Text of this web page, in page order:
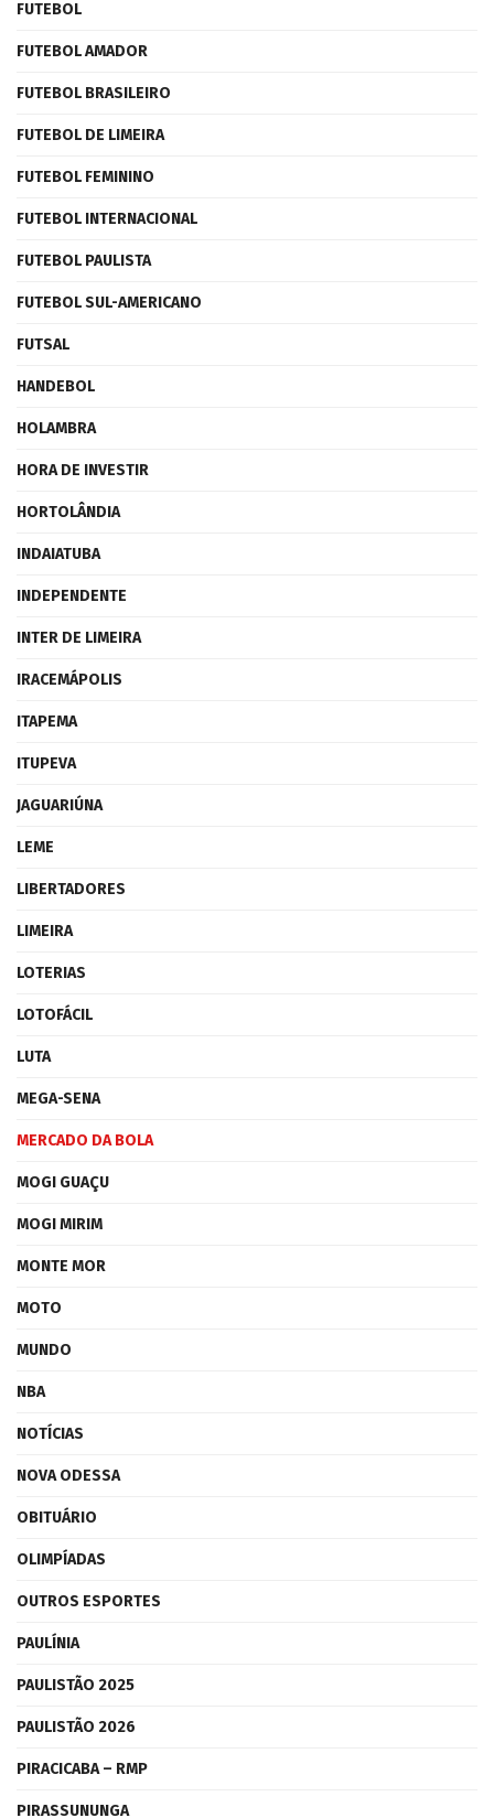
FUTEBOL
FUTEBOL AMADOR
FUTEBOL BRASILEIRO
FUTEBOL DE LIMEIRA
FUTEBOL FEMININO
FUTEBOL INTERNACIONAL
FUTEBOL PAULISTA
FUTEBOL SUL-AMERICANO
FUTSAL
HANDEBOL
HOLAMBRA
HORA DE INVESTIR
HORTOLÂNDIA
INDAIATUBA
INDEPENDENTE
INTER DE LIMEIRA
IRACEMÁPOLIS
ITAPEMA
ITUPEVA
JAGUARIÚNA
LEME
LIBERTADORES
LIMEIRA
LOTERIAS
LOTOFÁCIL
LUTA
MEGA-SENA
MERCADO DA BOLA
MOGI GUAÇU
MOGI MIRIM
MONTE MOR
MOTO
MUNDO
NBA
NOTÍCIAS
NOVA ODESSA
OBITUÁRIO
OLIMPÍADAS
OUTROS ESPORTES
PAULÍNIA
PAULISTÃO 2025
PAULISTÃO 2026
PIRACICABA – RMP
PIRASSUNUNGA